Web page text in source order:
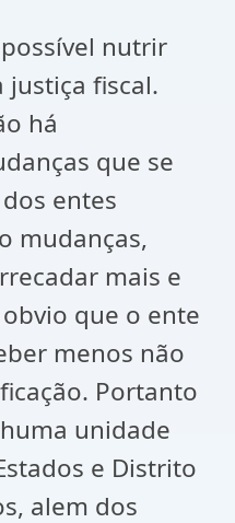
nutrir
fiscal.
há
que se
dos entes
mudanças,
mais e
que o ente
menos não
Portanto
unidade
e Distrito
alem dos